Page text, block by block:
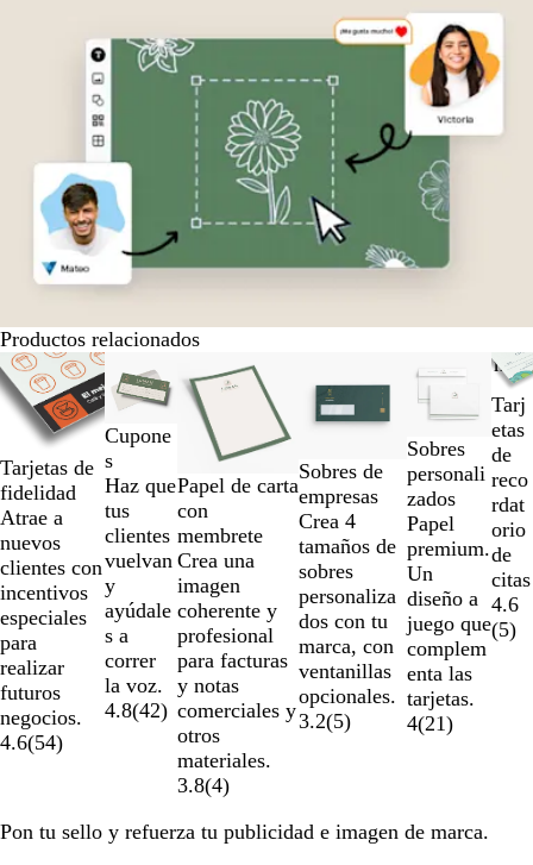
Productos relacionados
Tarjetas de
fidelidad
Atrae a
nuevos
clientes con
incentivos
especiales
para
realizar
futuros
negocios.
4.6(54)
Cupone
s
Haz que
tus
clientes
vuelvan
y
ayúdale
s a
correr
la voz.
4.8(42)
Opciones nuevas
Papel de carta
con
membrete
Crea una
imagen
coherente y
profesional
para facturas
y notas
comerciales y
otros
materiales.
3.8(4)
Sobres de
empresas
Crea 4
tamaños de
sobres
personaliza
dos con tu
marca, con
ventanillas
opcionales.
3.2(5)
Opciones
Sobres
personali
zados
Papel
premium.
Un
diseño a
juego que
complem
enta las
tarjetas.
4(21)
Tarj
etas
de
reco
rdat
orio
de
citas
4.6
(5)
Diapositivas
de
la
a
la
2
de
un
total
de
6
Pon tu sello y refuerza tu publicidad e imagen de marca.